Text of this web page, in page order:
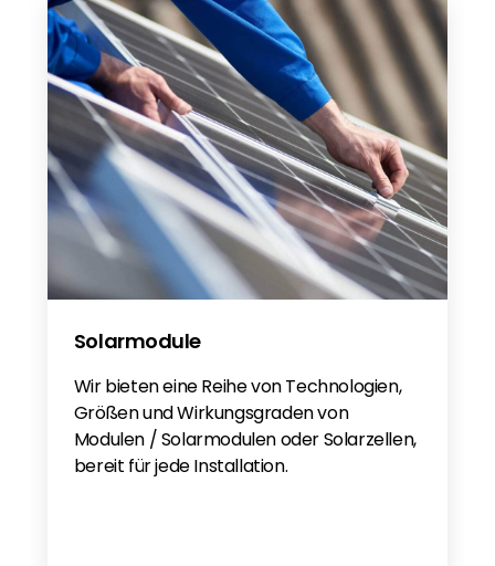
Solarmodule
Wir bieten eine Reihe von Technologien,
Größen und Wirkungsgraden von
Modulen / Solarmodulen oder Solarzellen,
bereit für jede Installation.